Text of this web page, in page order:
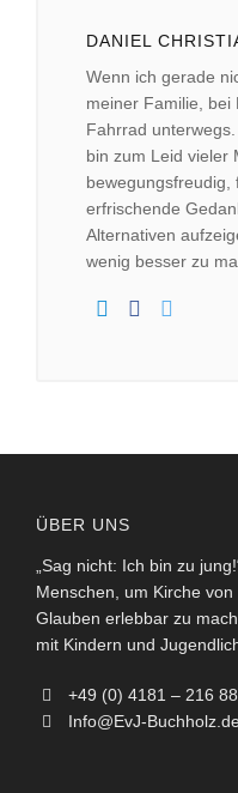
DANIEL
Wenn ich gerade
meiner Familie, bei
Fahrrad
bin zum Leid vieler
bewegungsfreudig,
erfrischende
Alternativen
wenig besser zu
ÜBER UNS
„Sag nicht: Ich bin zu
Menschen, um Kirche
Glauben erlebbar zu
mit Kindern und
+49 (0) 4181 – 216
Info@EvJ-